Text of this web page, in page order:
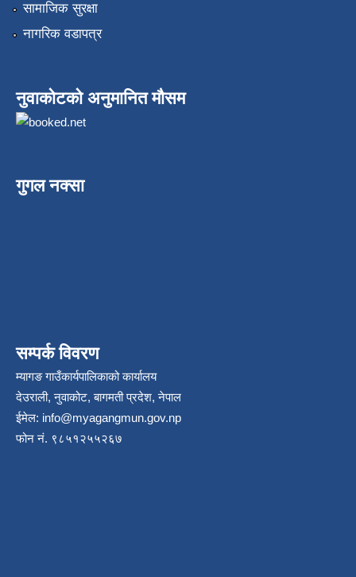
सामाजिक सुरक्षा
नागरिक वडापत्र
नुवाकोटको अनुमानित मौसम
गुगल नक्सा
सम्पर्क विवरण
म्यागङ गाउँकार्यपालिकाको कार्यालय
देउराली, नुवाकोट, बागमती प्रदेश, नेपाल
ईमेल: info@myagangmun.gov.np
फोन नं. ९८५१२५५२६७